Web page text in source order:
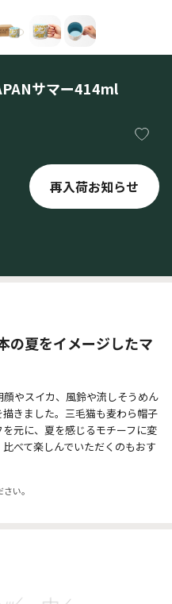
サマー414ml
再入荷お知らせ
の夏をイメージしたマ
やスイカ、風鈴や流しそうめん
きました。三毛猫も麦わら帽子
元に、夏を感じるモチーフに変
べて楽しんでいただくのもおす
い。